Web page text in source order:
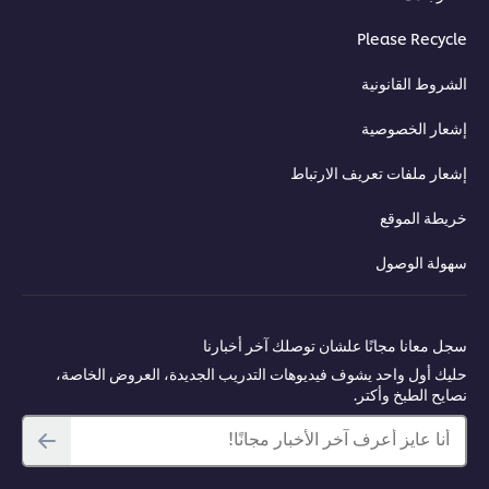
browser storage. If you agree to this please
سلطة الكرنب المدمجة
تعلّم كيفية تحويل الكرنب إلى سلطة لذيذة، بفضل أفضل النصائح حول كيفية
This video player may use cookies or other
browser storage. If you agree to this please
Please Recycle
الشروط القانونية
إشعار الخصوصية
إشعار ملفات تعريف الارتباط
خريطة الموقع
سهولة الوصول
سجل معانا مجانًا علشان توصلك آخر أخبارنا
حليك أول واحد يشوف فيديوهات التدريب الجديدة، العروض الخاصة،
نصايح الطبخ وأكتر.
أنا عايز أعرف آخر الأخبار مجانًا!